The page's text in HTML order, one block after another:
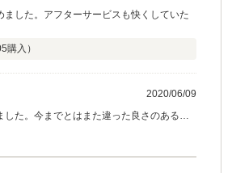
した。アフターサービスも快くしていた
購入）
2020/06/09
た。今までとはまた違った良さのある車